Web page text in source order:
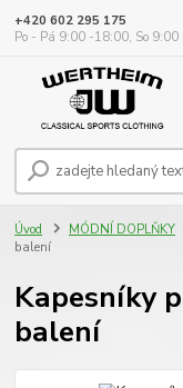
+420 602 295 175
Po - Pá 9:00 -18:00, So
Úvod MÓDNÍ DOPLŇKY
balení
Kapesníky
balení